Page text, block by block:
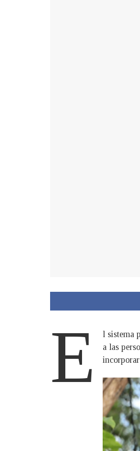
E
l sistema
a las